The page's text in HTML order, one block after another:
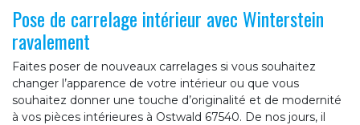
Pose de carrelage intérieur avec Winterstein
ravalement
Faites poser de nouveaux carrelages si vous souhaitez
changer l’apparence de votre intérieur ou que vous
souhaitez donner une touche d’originalité et de modernité
à vos pièces intérieures à Ostwald 67540. De nos jours, il